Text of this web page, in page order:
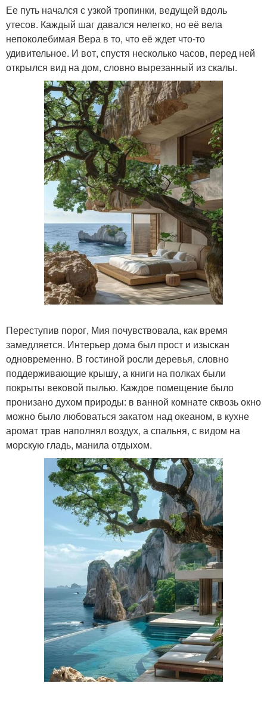
Ее путь начался с узкой тропинки, ведущей вдоль
утесов. Каждый шаг давался нелегко, но её вела
непоколебимая Вера в то, что её ждет что-то
удивительное. И вот, спустя несколько часов, перед ней
открылся вид на дом, словно вырезанный из скалы.
Переступив порог, Мия почувствовала, как время
замедляется. Интерьер дома был прост и изыскан
одновременно. В гостиной росли деревья, словно
поддерживающие крышу, а книги на полках были
покрыты вековой пылью. Каждое помещение было
пронизано духом природы: в ванной комнате сквозь окно
можно было любоваться закатом над океаном, в кухне
аромат трав наполнял воздух, а спальня, с видом на
морскую гладь, манила отдыхом.